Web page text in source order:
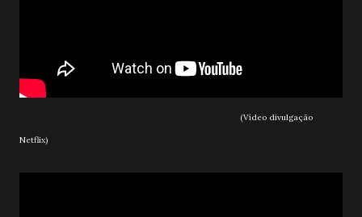
(Vídeo divulgação
Netflix)